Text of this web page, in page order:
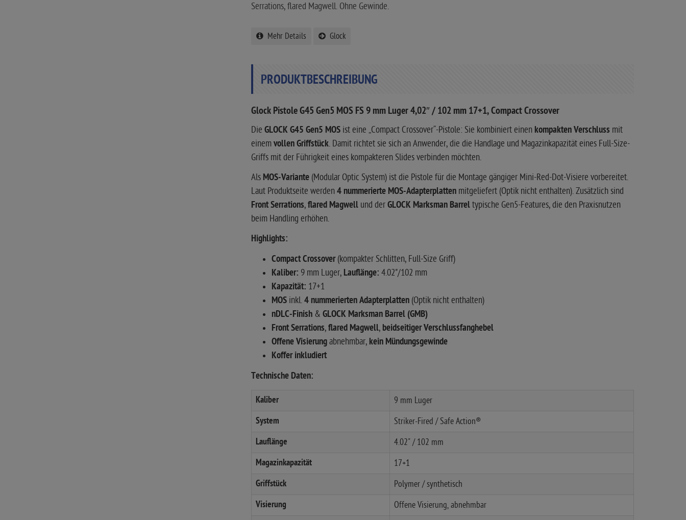
Serrations, flared Magwell. Ohne Gewinde.
Mehr Details Glock
PRODUKTBESCHREIBUNG
Glock Pistole G45 Gen5 MOS FS 9 mm Luger 4,02″ / 102 mm 17+1, Compact Crossover
Die GLOCK G45 Gen5 MOS ist eine „Compact Crossover“-Pistole: Sie kombiniert einen kompakten Verschluss mit
einem vollen Griffstück. Damit richtet sie sich an Anwender, die die Handlage und Magazinkapazität eines Full-Size-
Griffs mit der Führigkeit eines kompakteren Slides verbinden möchten.
Als MOS-Variante (Modular Optic System) ist die Pistole für die Montage gängiger Mini-Red-Dot-Visiere vorbereitet.
Laut Produktseite werden4 nummerierte MOS-Adapterplatten mitgeliefert (Optik nicht enthalten). Zusätzlich sind
Front Serrations,flared Magwell und derGLOCK Marksman Barreltypische Gen5-Features, die den Praxisnutzen
beim Handling erhöhen.
Highlights:
Compact Crossover(kompakter Schlitten, Full-Size Griff)
Kaliber: 9 mm Luger, Lauflänge: 4.02"/102 mm
Kapazität: 17+1
MOS inkl.4 nummerierten Adapterplatten (Optik nicht enthalten)
nDLC-Finish & GLOCK Marksman Barrel (GMB)
Front Serrations,flared Magwell, beidseitiger Verschlussfanghebel
Offene Visierungabnehmbar, kein Mündungsgewinde
Koffer inkludiert
Technische Daten:
Kaliber 9 mm Luger
System Striker-Fired / Safe Action®
Lauflänge 4.02" / 102 mm
Magazinkapazität 17+1
Griffstück Polymer / synthetisch
Visierung Offene Visierung, abnehmbar